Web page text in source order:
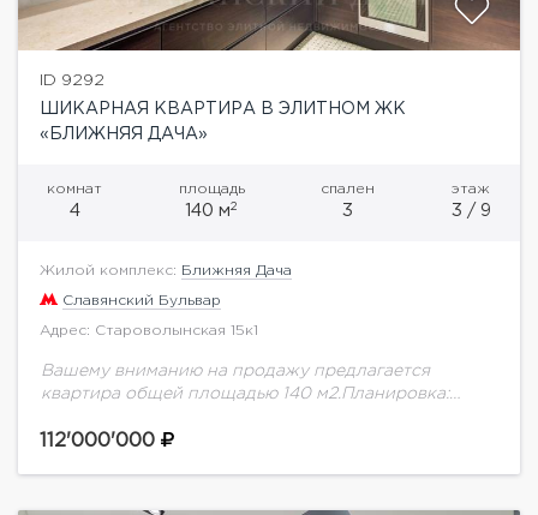
ID 9292
ШИКАРНАЯ КВАРТИРА В ЭЛИТНОМ ЖК
«БЛИЖНЯЯ ДАЧА»
комнат
4
площадь
140 м2
спален
3
этаж
3 / 9
Жилой комплекс: Ближняя Дача
Славянский Бульвар
Адрес: Староволынская 15к1
Вашему вниманию на продажу предлагается
квартира общей площадью 140 м2.Планировка:
гардеробной комнатой и ванной, детская спальня и
112'000'000